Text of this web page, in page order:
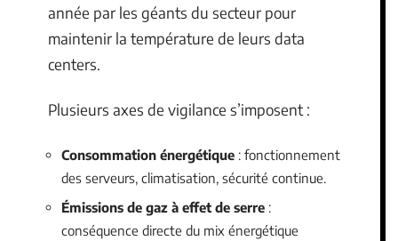
année par les géants du secteur pour
maintenir la température de leurs data
centers.
Plusieurs axes de vigilance s’imposent :
Consommation énergétique : fonctionnement
des serveurs, climatisation, sécurité continue.
Émissions de gaz à effet de serre :
conséquence directe du mix énergétique